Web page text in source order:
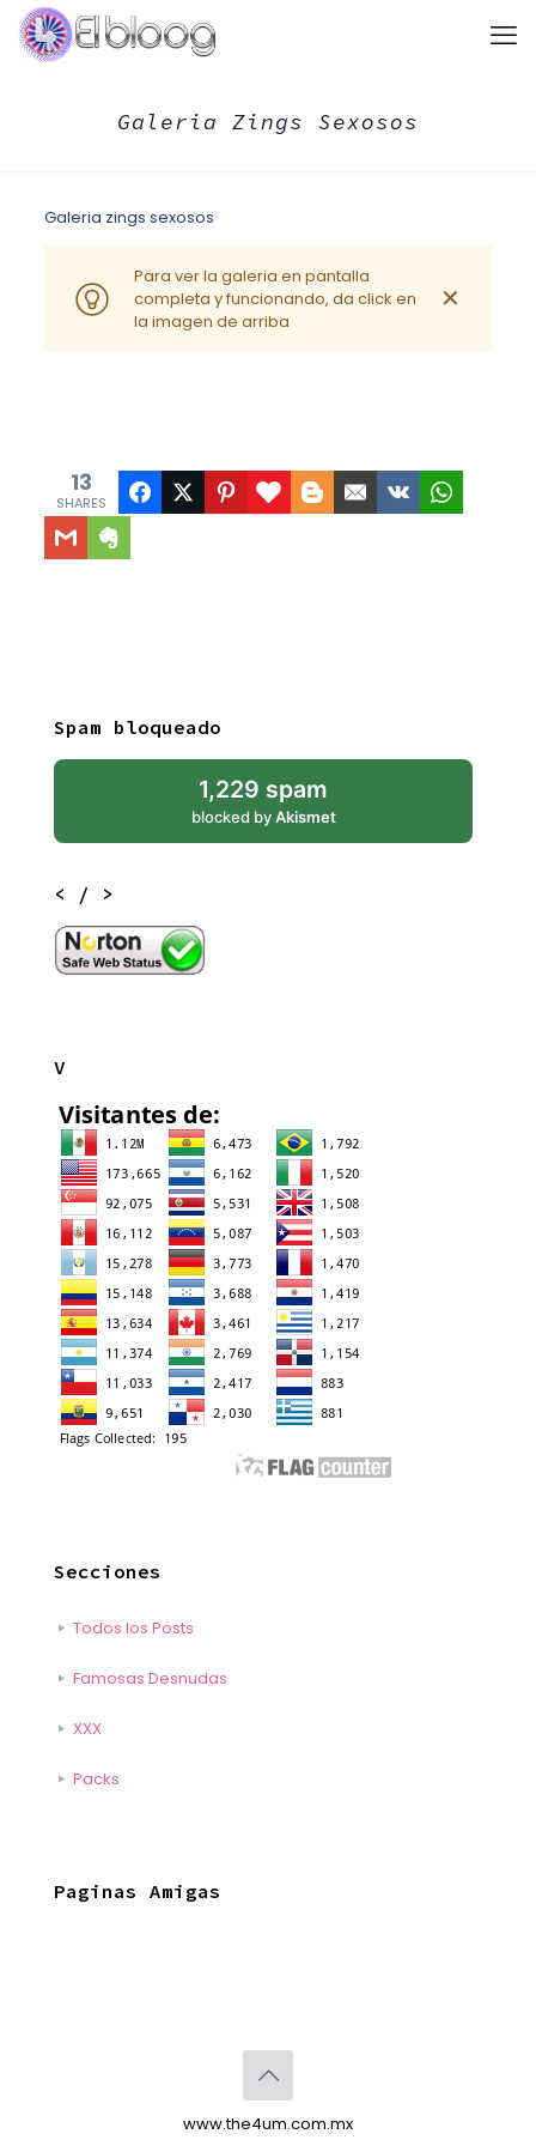
Galeria Zings Sexosos
Galeria zings sexosos
Para ver la galeria en pantalla
completa y funcionando, da click en
la imagen de arriba
✕
13
SHARES
Spam bloqueado
1,229 spam
blocked byAkismet
< / >
V
Secciones
Todos los Posts
Famosas Desnudas
XXX
Packs
Paginas Amigas
www.the4um.com.mx